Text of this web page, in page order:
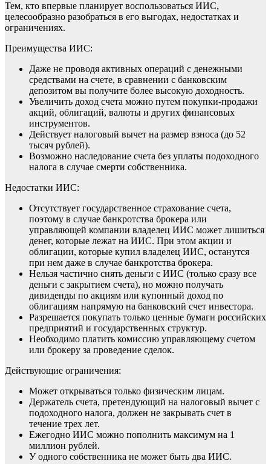
Тем, кто впервые планирует воспользоваться ИИС,
целесообразно разобраться в его выгодах, недостатках и
ограничениях.
Преимущества ИИС:
Даже не проводя активных операций с денежными
средствами на счете, в сравнении с банковским
депозитом вы получите более высокую доходность.
Увеличить доход счета можно путем покупки-продажи
акций, облигаций, валюты и других финансовых
инструментов.
Действует налоговый вычет на размер взноса (до 52
тысяч рублей).
Возможно наследование счета без уплаты подоходного
налога в случае смерти собственника.
Недостатки ИИС:
Отсутствует государственное страхование счета,
поэтому в случае банкротства брокера или
управляющей компании владелец ИИС может лишиться
денег, которые лежат на ИИС. При этом акции и
облигации, которые купил владелец ИИС, останутся
при нем даже в случае банкротства брокера.
Нельзя частично снять деньги с ИИС (только сразу все
деньги с закрытием счета), но можно получать
дивиденды по акциям или купонный доход по
облигациям напрямую на банковский счет инвестора.
Разрешается покупать только ценные бумаги российских
предприятий и государственных структур.
Необходимо платить комиссию управляющему счетом
или брокеру за проведение сделок.
Действующие ограничения:
Может открываться только физическим лицам.
Держатель счета, претендующий на налоговый вычет с
подоходного налога, должен не закрывать счет в
течение трех лет.
Ежегодно ИИС можно пополнить максимум на 1
миллион рублей.
У одного собственника не может быть два ИИС.